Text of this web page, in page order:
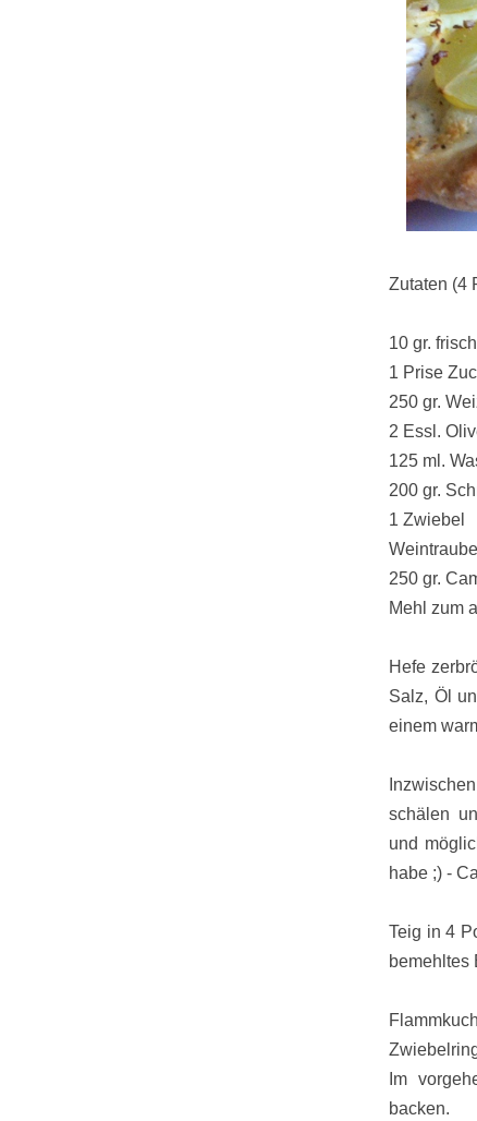
Zutaten (4
10 gr.
1 Prise
250 gr.
2 Essl.
125 ml.
200 gr.
1 Zwiebel
250 gr.
Mehl zum
Hefe
Salz, Öl
einem
schälen
und
habe ;) -
Teig in 4
bemehltes
Im
backen.